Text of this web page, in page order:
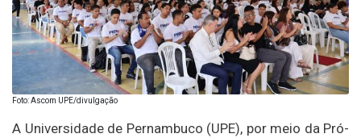
Foto: Ascom UPE/divulgação
A Universidade de Pernambuco (UPE), por meio da Pró-